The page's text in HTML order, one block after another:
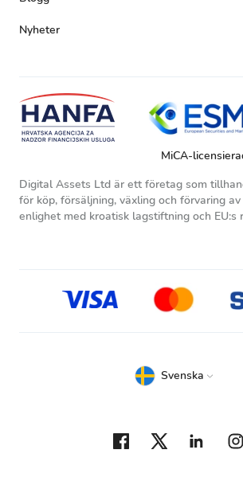
Nyheter
MiCA-
Digital Assets Ltd är ett företag som
för köp, försäljning, växling och förvaring
enlighet med kroatisk lagstiftning och EU:s
Svenska